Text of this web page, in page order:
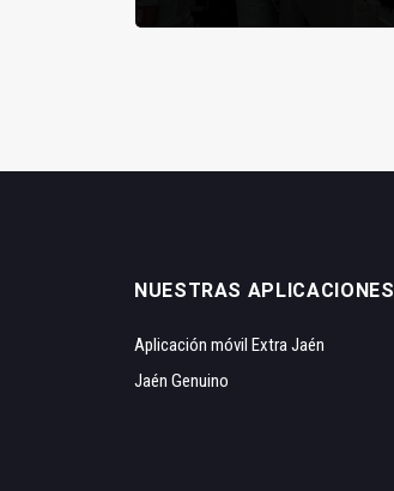
NUESTRAS APLICACIONES
Aplicación móvil Extra Jaén
Jaén Genuino